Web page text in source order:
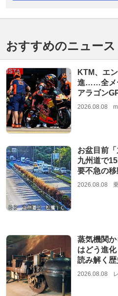
おすすめのニュース
KTM、エ
進……全メ
アラゴン
2026.08.08
お盆目前
九州道で
要不急の移
2026.08.08
蒸気機関か
はどう進
読み解く歴
2026.08.08